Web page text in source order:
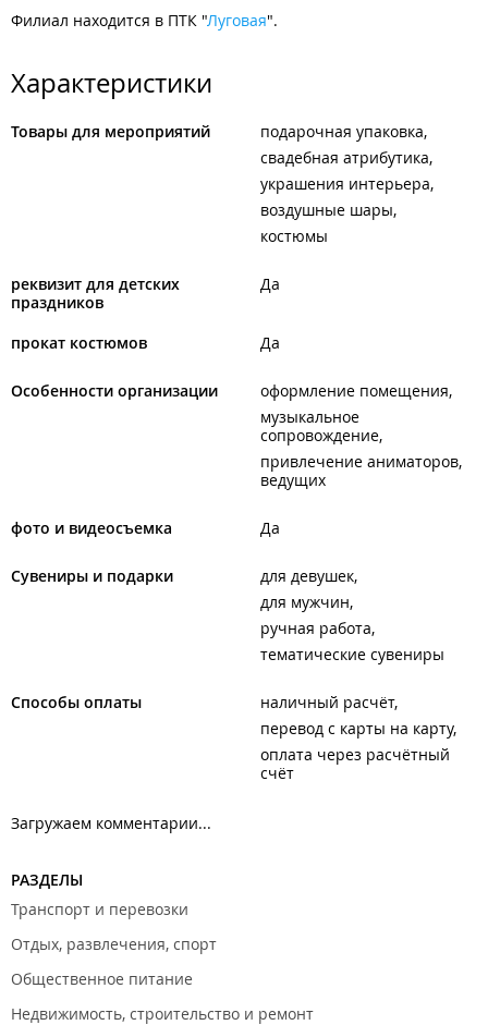
Филиал находится в ПТК "Луговая".
Характеристики
Товары для мероприятий
подарочная упаковка
свадебная атрибутика
украшения интерьера
воздушные шары
костюмы
реквизит для детских
праздников
Да
прокат костюмов Да
Особенности организации
оформление помещения
музыкальное
сопровождение
привлечение аниматоров,
ведущих
фото и видеосъемка Да
Сувениры и подарки
для девушек
для мужчин
ручная работа
тематические сувениры
Способы оплаты
наличный расчёт
перевод с карты на карту
оплата через расчётный
счёт
Загружаем комментарии...
РАЗДЕЛЫ
Транспорт и перевозки
Отдых, развлечения, спорт
Общественное питание
Недвижимость, строительство и ремонт